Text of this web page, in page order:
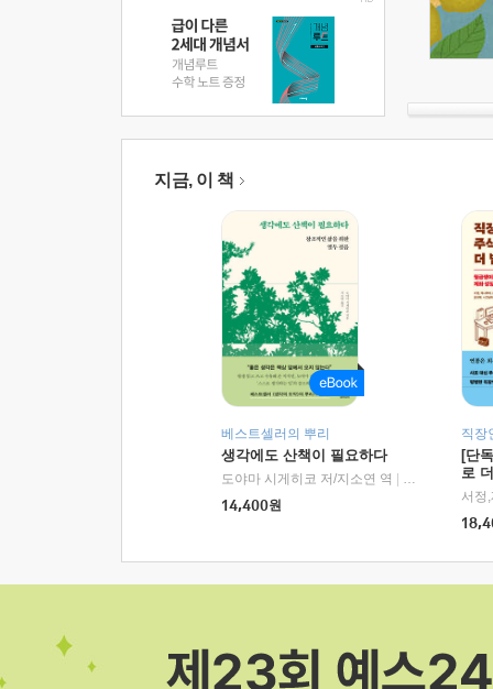
지금, 이 책
베스트셀러의 뿌리
생각에도 산책이 필요하다
도야마 시게히코 저/지소연 역
알에이치코리
14,400원
직장
[단
로